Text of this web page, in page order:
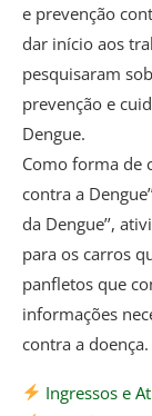
e prevenção
dar início aos
pesquisaram
prevenção e
Dengue.
Como forma de
contra a
da Dengue’’,
para os carros
panfletos que
informações
contra a doença.
Ingressos e